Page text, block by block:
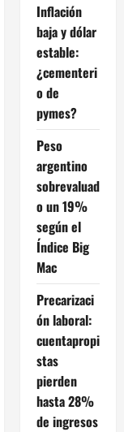
Inflación
baja y dólar
estable:
¿cementeri
o de
pymes?
Peso
argentino
sobrevaluad
o un 19%
según el
Índice Big
Mac
Precarizaci
ón laboral:
cuentapropi
stas
pierden
hasta 28%
de ingresos